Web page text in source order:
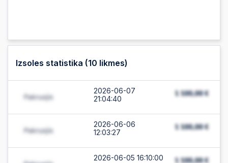
Izsoles statistika (10 likmes)
2026-06-07
21:04:40
2026-06-06
12:03:27
2026-06-05 16:10:00